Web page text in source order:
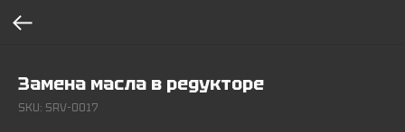
Замена масла в редукторе
SKU: SRV-0017